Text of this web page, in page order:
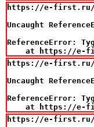
https://e-first.ru/
Uncaught
ReferenceError:
at https://e-
https://e-first.ru/
Uncaught
ReferenceError:
at https://e-
https://e-first.ru/